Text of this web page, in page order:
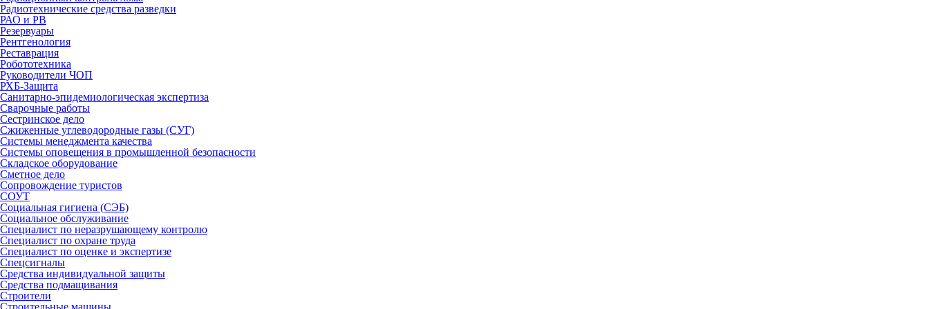
Радиотехнические средства разведки
РАО и РВ
Резервуары
Рентгенология
Реставрация
Робототехника
Руководители ЧОП
РХБ-Защита
Санитарно-эпидемиологическая экспертиза
Сварочные работы
Сестринское дело
Сжиженные углеводородные газы (СУГ)
Системы менеджмента качества
Системы оповещения в промышленной безопасности
Складское оборудование
Сметное дело
Сопровождение туристов
СОУТ
Социальная гигиена (СЭБ)
Социальное обслуживание
Специалист по неразрушающему контролю
Специалист по охране труда
Специалист по оценке и экспертизе
Спецсигналы
Средства индивидуальной защиты
Средства подмащивания
Строители
Строительные машины